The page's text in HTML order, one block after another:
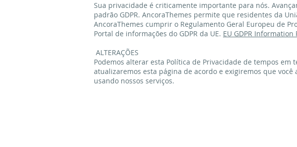
Sua privacidade é criticamente importante para nós.
padrão GDPR. AncoraThemes permite que residentes da
AncoraThemes cumprir o Regulamento Geral Europeu de
Portal de informações do GDPR da UE. EU GDPR Information
ALTERAÇÕES
Podemos alterar esta Política de Privacidade de tempos
atualizaremos esta página de acordo e exigiremos que
usando nossos serviços.